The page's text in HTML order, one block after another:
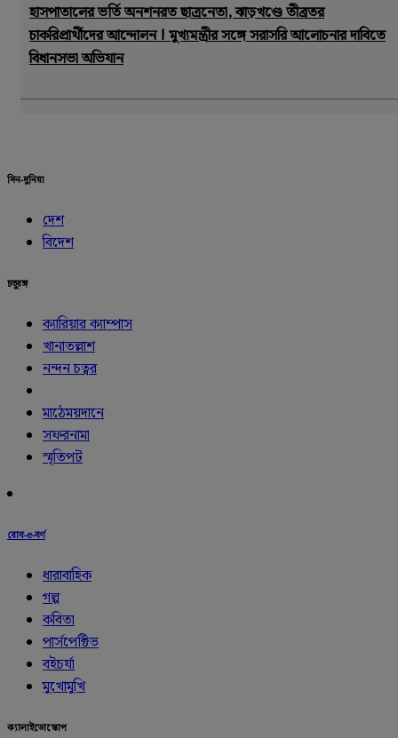
হাসপাতালের ভর্তি অনশনরত ছাত্রনেতা, ঝাড়খণ্ডে তীব্রতর
চাকরিপ্রার্থীদের আন্দোলন ! মুখ্যমন্ত্রীর সঙ্গে সরাসরি আলোচনার দাবিতে
বিধানসভা অভিযান
দিন-দুনিয়া
দেশ
বিদেশ
চতুরঙ্গ
ক্যারিয়ার ক্যাম্পাস
খানাতল্লাশ
নন্দন চত্বর
মাঠেময়দানে
সফরনামা
স্মৃতিপট
রোব-e-বর্ণ
ধারাবাহিক
গল্প
কবিতা
পার্সপেক্টিভ
বইচর্যা
মুখোমুখি
ক্যালাইডোস্কোপ